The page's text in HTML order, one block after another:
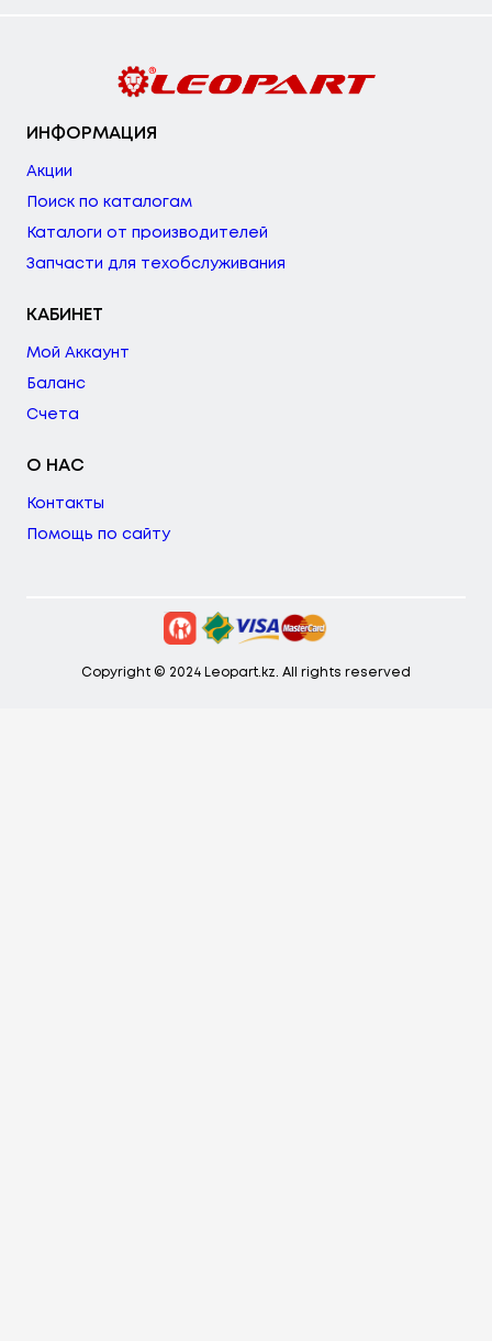
ИНФОРМАЦИЯ
Акции
Поиск по каталогам
Каталоги от производителей
Запчасти для техобслуживания
КАБИНЕТ
Мой Аккаунт
Баланс
Счета
О НАС
Контакты
Помощь по сайту
Copyright © 2024 Leopart.kz. All rights reserved